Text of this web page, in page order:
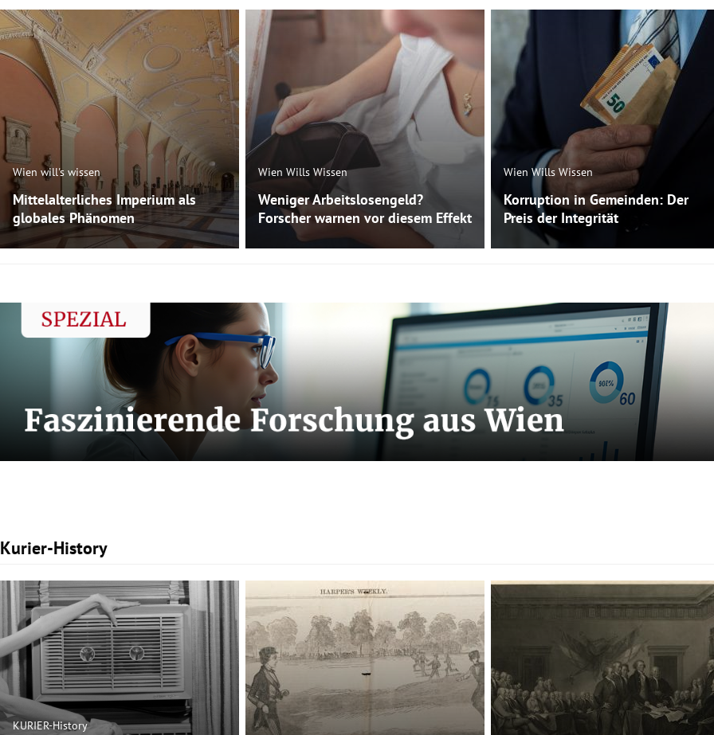
Wien will's wissen
Mittelalterliches Imperium als
globales Phänomen
Wien Wills Wissen
Weniger Arbeitslosengeld?
Forscher warnen vor diesem Effekt
Wien Wills Wissen
Korruption in Gemeinden: Der
Preis der Integrität
Kurier-History
Slide 1 von 3
KURIER-History